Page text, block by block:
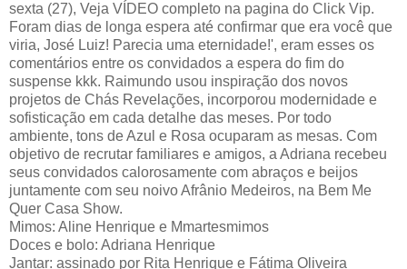
sexta (27), Veja VÍDEO completo na pagina do Click Vip.
Foram dias de longa espera até confirmar que era você que
viria, José Luiz! Parecia uma eternidade!', eram esses os
comentários entre os convidados a espera do fim do
suspense kkk. Raimundo usou inspiração dos novos
projetos de Chás Revelações, incorporou modernidade e
sofisticação em cada detalhe das meses. Por todo
ambiente, tons de Azul e Rosa ocuparam as mesas. Com
objetivo de recrutar familiares e amigos, a Adriana recebeu
seus convidados calorosamente com abraços e beijos
juntamente com seu noivo Afrânio Medeiros, na Bem Me
Quer Casa Show.
Mimos: Aline Henrique e Mmartesmimos
Doces e bolo: Adriana Henrique
Jantar: assinado por Rita Henrique e Fátima Oliveira